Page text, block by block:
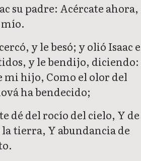
su padre: Acércate ahora,
y le besó; y olió Isaac
y le bendijo, diciendo:
mi hijo, Como el olor del
ha bendecido;
dé del rocío del cielo, Y de
la tierra, Y abundancia de